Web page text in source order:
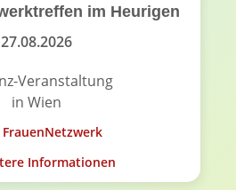
im Heurigen
27.08.2026
Veranstaltung
in Wien
FrauenNetzwerk
Informationen